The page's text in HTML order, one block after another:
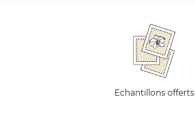
Echantillons offerts